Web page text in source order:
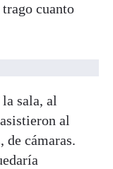
trago cuanto
sala, al
al
de cámaras.